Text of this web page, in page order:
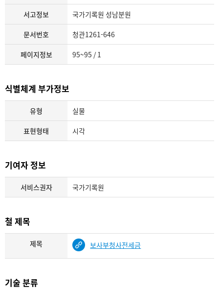
서고정보 국가기록원 성남분원
문서번호 청관1261-646
페이지정보 95~95 / 1
식별체계 부가정보
유형 실물
표현형태 시각
기여자 정보
서비스권자 국가기록원
철 제목
제목 보사부청사전세금
기술 분류